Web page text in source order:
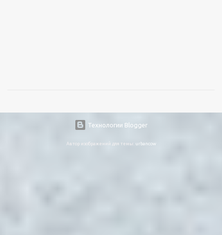
Технологии Blogger
Автор изображений для темы: urbancow